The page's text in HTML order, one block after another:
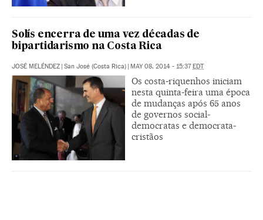
Solís encerra de uma vez décadas de
bipartidarismo na Costa Rica
JOSÉ MELÉNDEZ | San José (Costa Rica) | MAY 08, 2014 - 15:37EDT
Os costa-riquenhos iniciam
nesta quinta-feira uma época
de mudanças após 65 anos
de governos social-
democratas e democrata-
cristãos